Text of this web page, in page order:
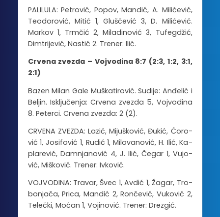
PALILULA: Petrović, Popov, Mandić, A. Milićević,
Teodorović, Mitić 1, Gluščević 3, D. Milićević.
Markov 1, Trmčić 2, Miladinović 3, Tufegdžić,
Dimtrijević, Nastić 2. Trener: Ilić.
Cr­ve­na zve­zda – Voj­vo­di­na 8:7 (2:3, 1:2, 3:1,
2:1)
Ba­zen Mi­lan Ga­le Mu­ška­ti­ro­vić. Su­di­je: An­đe­lić i
Be­ljin. Is­klju­če­nja: Cr­ve­na zve­zda 5, Voj­vo­di­na
8. Pe­ter­ci. Cr­ve­na zve­zda: 2 (2).
CR­VE­NA ZVE­ZDA: La­zić, Mi­ju­ško­vić, Đu­kić, Ćo­ro­
vić 1, Jo­si­fo­vić 1, Ru­dić 1, Mi­lo­va­no­vić, H. Ilić, Ka­
pla­re­vić, Dam­nja­no­vić 4, J. Ilić, Če­gar 1, Vu­jo­
vić, Mi­ško­vić. Tre­ner: Iv­ko­vić.
VOJ­VO­DI­NA: Tra­var, Švec 1, Av­dić 1, Ža­gar, Tro­
bo­nja­ča, Pri­ca, Man­dić 2, Ron­če­vić, Vu­ko­vić 2,
Te­leč­ki, Mo­ćan 1, Vo­ji­no­vić. Tre­ner: Dre­zgić.